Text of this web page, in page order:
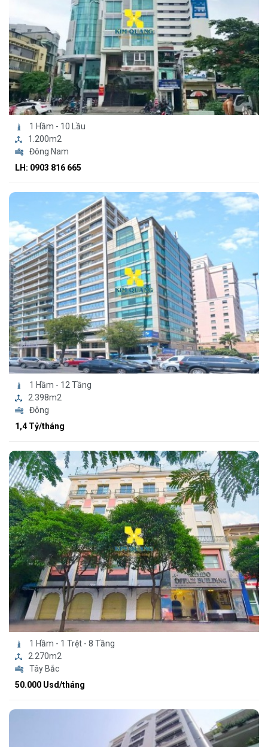
1 Hầm - 10 Lầu
1.200m2
Đông Nam
LH: 0903 816 665
1 Hầm - 12 Tầng
2.398m2
Đông
1,4 Tỷ/tháng
1 Hầm - 1 Trệt - 8 Tầng
2.270m2
Tây Bắc
50.000 Usd/tháng